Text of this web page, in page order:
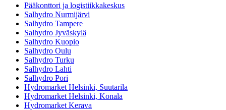
Pääkonttori ja logistiikkakeskus
Salhydro Nurmijärvi
Salhydro Tampere
Salhydro Jyväskylä
Salhydro Kuopio
Salhydro Oulu
Salhydro Turku
Salhydro Lahti
Salhydro Pori
Hydromarket Helsinki, Suutarila
Hydromarket Helsinki, Konala
Hydromarket Kerava